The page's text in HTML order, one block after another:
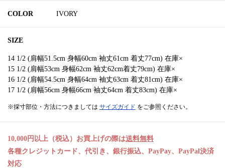
COLOR IVORY
SIZE
14 1/2 (肩幅51.5cm 身幅60cm 袖丈61cm 着丈77cm) 在庫×
15 1/2 (肩幅53cm 身幅62cm 袖丈62cm着丈79cm) 在庫×
16 1/2 (肩幅54.5cm 身幅64cm 袖丈63cm 着丈81cm) 在庫×
17 1/2 (肩幅56cm 身幅66cm 袖丈64cm 着丈83cm) 在庫×
※採寸部位・方法につきましては サイズガイド をご参照ください。
10,000円以上（税込）お買上げの際は送料無料
各種クレジットカード、代引き、銀行振込、PayPay、PayPal決済
対応